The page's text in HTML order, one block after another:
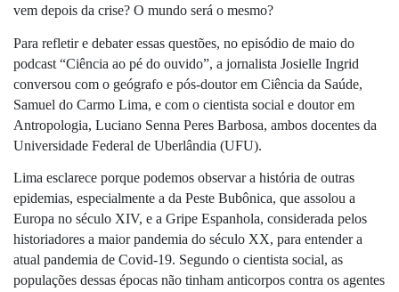
vem depois da crise? O mundo será o mesmo?
Para refletir e debater essas questões, no episódio de maio do
podcast “Ciência ao pé do ouvido”, a jornalista Josielle Ingrid
conversou com o geógrafo e pós-doutor em Ciência da Saúde,
Samuel do Carmo Lima, e com o cientista social e doutor em
Antropologia, Luciano Senna Peres Barbosa, ambos docentes da
Universidade Federal de Uberlândia (UFU).
Lima esclarece porque podemos observar a história de outras
epidemias, especialmente a da Peste Bubônica, que assolou a
Europa no século XIV, e a Gripe Espanhola, considerada pelos
historiadores a maior pandemia do século XX, para entender a
atual pandemia de Covid-19. Segundo o cientista social, as
populações dessas épocas não tinham anticorpos contra os agentes